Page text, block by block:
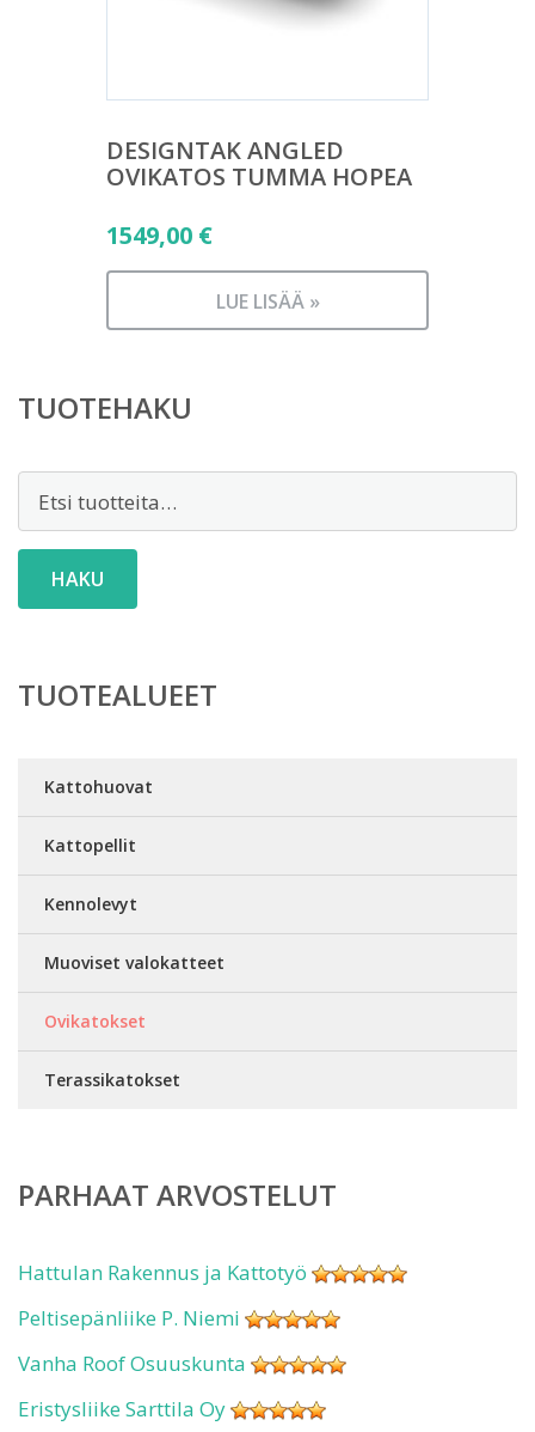
DESIGNTAK ANGLED
OVIKATOS TUMMA HOPEA
1549,00 €
LUE LISÄÄ »
TUOTEHAKU
HAKU
TUOTEALUEET
Kattohuovat
Kattopellit
Kennolevyt
Muoviset valokatteet
Ovikatokset
Terassikatokset
PARHAAT ARVOSTELUT
Hattulan Rakennus ja Kattotyö
Peltisepänliike P. Niemi
Vanha Roof Osuuskunta
Eristysliike Sarttila Oy